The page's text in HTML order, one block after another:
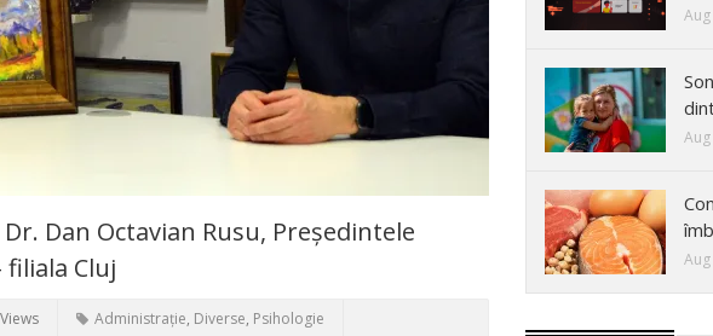
Dan Octavian Rusu, Președintele
Cluj
Administrație, Diverse, Psihologie